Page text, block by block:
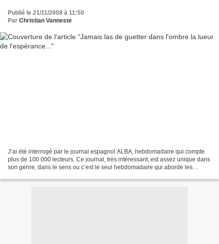
Publié le 21/11/2008 à 11:50
Par Christian Vanneste
J’ai été interrogé par le journal espagnol ALBA, hebdomadaire qui compte
plus de 100 000 lecteurs. Ce journal, très intéressant, est assez unique dans
son genre, dans le sens ou c’est le seul hebdomadaire qui aborde les